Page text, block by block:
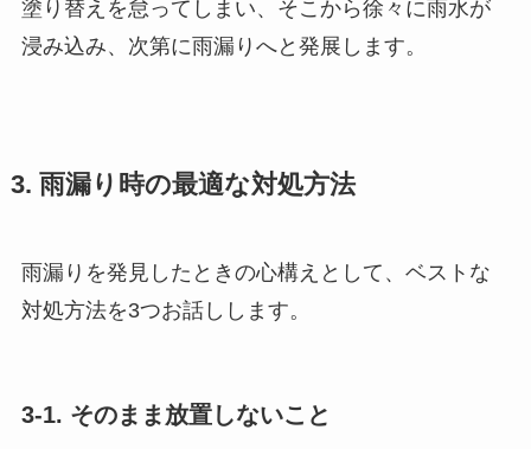
塗り替えを怠ってしまい、そこから徐々に雨水が
浸み込み、次第に雨漏りへと発展します。
3. 雨漏り時の最適な対処方法
雨漏りを発見したときの心構えとして、ベストな
対処方法を3つお話しします。
3-1. そのまま放置しないこと